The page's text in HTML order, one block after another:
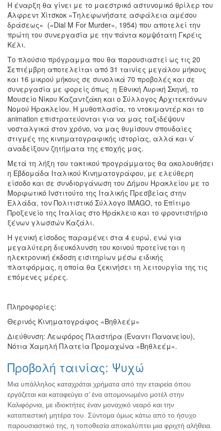
ΔΗΜΟΣ
ΠΟΛΙΤΙΣΜΟΣ
ΑΝΘΕΚΤΙΚΗ
ΠΟΛΗ
Η έναρξη θα γίνει με το μαεστρικό αστυνομικό θρίλερ του
Άλφρεντ Χίτσκοκ «Τηλεφωνήσατε ασφάλεια αμέσου
δράσεως» («Dial M For Murder», 1954) που αποτελεί την
πρώτη του συνεργασία με την πάντα κομψότατη Γκρέις
Κέλι.
Το πλούσιο πρόγραμμα που θα παρουσιαστεί ως τις 20
Σεπτέμβρη αποτελείται από 31 ταινίες μεγάλου μήκους
και 16 μικρού μήκους σε συνολικά 70 προβολές και σε
συνεργασία με φορείς όπως η Εθνική Λυρική Σκηνή, το
Μουσείο Νίκου Καζαντζάκη και ο Σύλλογος Αρχιτεκτόνων
Νομού Ηρακλείου. Η μυθοπλασία, το ντοκιμαντέρ και το
animation επιστρατεύονται για να μας ταξιδέψουν
νοσταλγικά στον χρόνο, να μας θυμίσουν σπουδαίες
στιγμές της κινηματογραφικής ιστορίας, αλλά και ν’
αναδείξουν ζητήματα της εποχής μας.
Μετά τη λήξη του τακτικού προγράμματος θα ακολουθήσει
η Εβδομάδα Ιταλικού Κινηματογράφου, με ελεύθερη
είσοδο και σε συνδιοργάνωση του Δήμου Ηρακλείου με το
Μορφωτικό Ινστιτούτο της Ιταλικής Πρεσβείας στην
Ελλάδα, τον Πολιτιστικό Σύλλογο IMAGO, το Επίτιμο
Προξενείο της Ιταλίας στο Ηράκλειο και το φροντιστήριο
ξένων γλωσσών Καζάλι.
Η γενική είσοδος παραμένει στα 4 ευρώ, ενώ για
μεγαλύτερη διευκόλυνση του κοινού προτείνεται η
ηλεκτρονική έκδοση εισιτηρίων μέσω ειδικής
πλατφόρμας, η οποία θα ξεκινήσει τη λειτουργία της τις
επόμενες μέρες.
Πληροφορίες:
Θερινός Κινηματογράφος «Βηθλεέμ»
Διεύθυνση: Λεωφόρος Πλαστήρα (Έναντι Πανανείου),
Νότια Χαμηλή Πλατεία Προμαχώνα «Βηθλεέμ».
Προβολή ταινίας: Ψυχώ
Μια υπάλληλος καταχράται χρήματα από την εταιρεία όπου
εργάζεται και καταφεύγει σ’ ένα απομονωμένο μοτέλ στην
Καλιφόρνια, με ιδιοκτήτες έναν μοναχικό νεαρό και την
καταπιεστική μητέρα του. Σύντομα όμως κάτω από το ήσυχο
παρουσιαστικό της, η τοποθεσία αποκαλύπτει μια φριχτή αλήθεια.